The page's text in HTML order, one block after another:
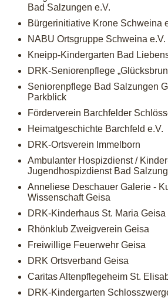
Bad Salzungen e.V.
Bürgerinitiative Krone Schweina
NABU Ortsgruppe Schweina e.V.
Kneipp-Kindergarten Bad
DRK-Seniorenpflege
Seniorenpflege Bad Salzungen
Parkblick
Förderverein Barchfelder
Heimatgeschichte Barchfeld e.V.
DRK-Ortsverein Immelborn
Ambulanter Hospizdienst /
Jugendhospizdienst Bad
Anneliese Deschauer Galerie -
Wissenschaft Geisa
DRK-Kinderhaus St. Maria Geisa
Rhönklub Zweigverein Geisa
Freiwillige Feuerwehr Geisa
DRK Ortsverband Geisa
Caritas Altenpflegeheim St.
DRK-Kindergarten